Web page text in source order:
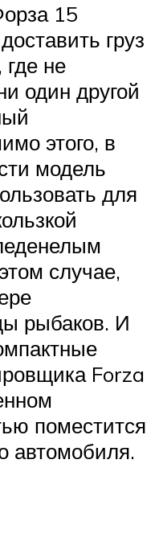
15
груз
не
один другой
этого, в
модель
для
случае,
рыбаков. И
Forza
поместится
автомобиля.